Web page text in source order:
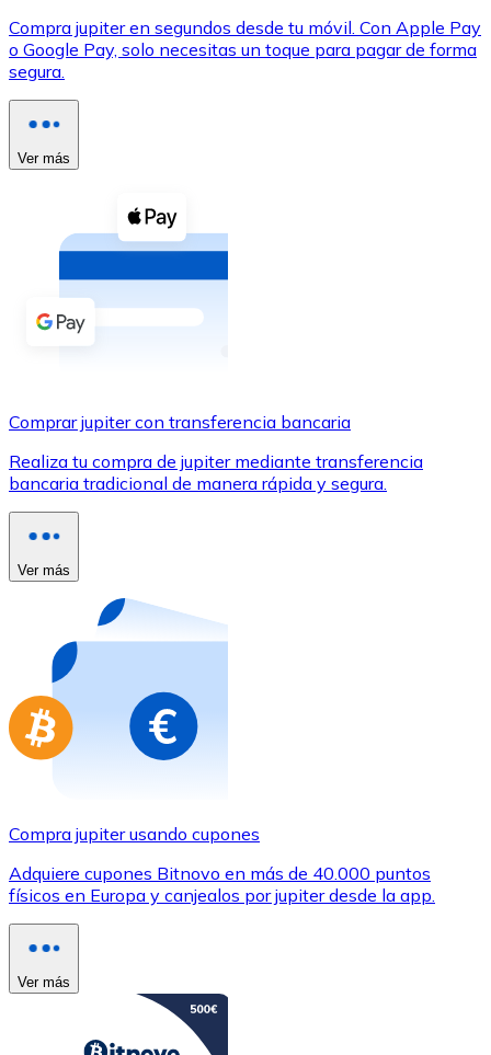
XRP
XRP
Ver todo
Compra criptomonedas con efectivo en tu tienda más
Comprar con efectivo
Transferencia SEPA
Utiliza tarjetas Visa y Mastercard para comprar
Comprar con tarjeta
Compra tarjetas regalo de tus marcas favoritas con
Ir a la tienda de tarjetas regalo
Compra jupiter en segundos desde tu móvil. Con Apple Pay
o Google Pay, solo necesitas un toque para pagar de forma
segura.
Ver más
Comprar jupiter con transferencia bancaria
Realiza tu compra de jupiter mediante transferencia
bancaria tradicional de manera rápida y segura.
Ver más
Compra jupiter usando cupones
Adquiere cupones Bitnovo en más de 40.000 puntos
físicos en Europa y canjealos por jupiter desde la app.
Ver más